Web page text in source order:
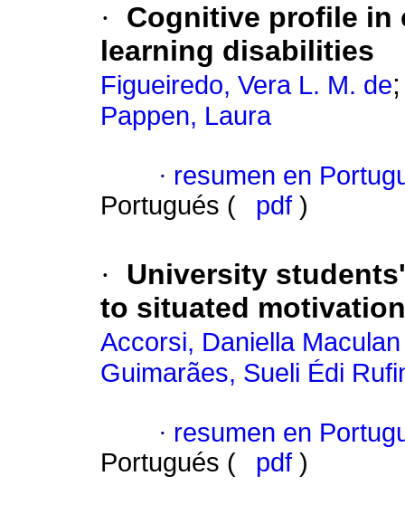
·
Cognitive profile in
learning disabilities
Figueiredo, Vera L. M. de
Pappen, Laura
· resumen en
Portugués (
pdf )
·
University
to situated motivation
Accorsi, Daniella
Guimarães, Sueli Édi
· resumen en
Portugués (
pdf )